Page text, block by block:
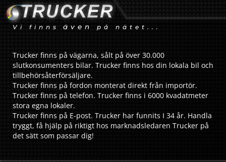
Vi finns även på nätet...
Trucker finns på vägarna, sålt på över 30.000
slutkonsumenters bilar. Trucker finns hos din lokala bil och
tillbehörsåterförsäljare.
Trucker finns på fordon monterat direkt från importör.
Trucker finns på telefon. Trucker finns i 6000 kvadatmeter
stora egna lokaler.
Trucker finns på E-post. Trucker har funnits I 34 år. Handla
tryggt, få hjälp på riktigt hos marknadsledaren Trucker på
det sätt som passar dig!